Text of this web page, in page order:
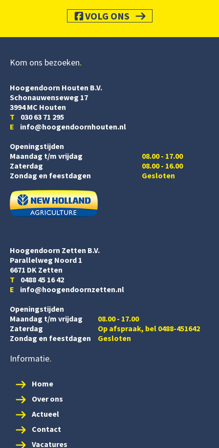
VOLG ONS
Kom ons bezoeken
Hoogendoorn Houten B.V.
Schonauwenseweg 17
3994 MC Houten
T 030 63 71 295
E info@hoogendoornhouten.nl
Openingstijden
Maandag t/m vrijdag
Zaterdag
08.00 - 17.00
08.00 - 16.00
Zondag en feestdagen
Gesloten
Hoogendoorn Zetten B.V.
Parallelweg Noord 1
6671 DK Zetten
T 0488 45 16 42
E info@hoogendoornzetten.nl
Openingstijden
Maandag t/m vrijdag
08.00 - 17.00
Zaterdag
Op afspraak, bel 0488-451642
Zondag en feestdagen
Gesloten
Informatie
Home
Over ons
Actueel
Contact
Vacatures